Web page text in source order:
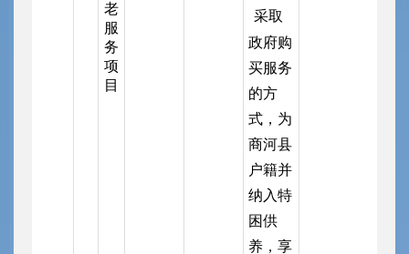
老
服
务
项
目
采取
政府购
买服务
的方
式，为
商河县
户籍并
纳入特
困供
养，享